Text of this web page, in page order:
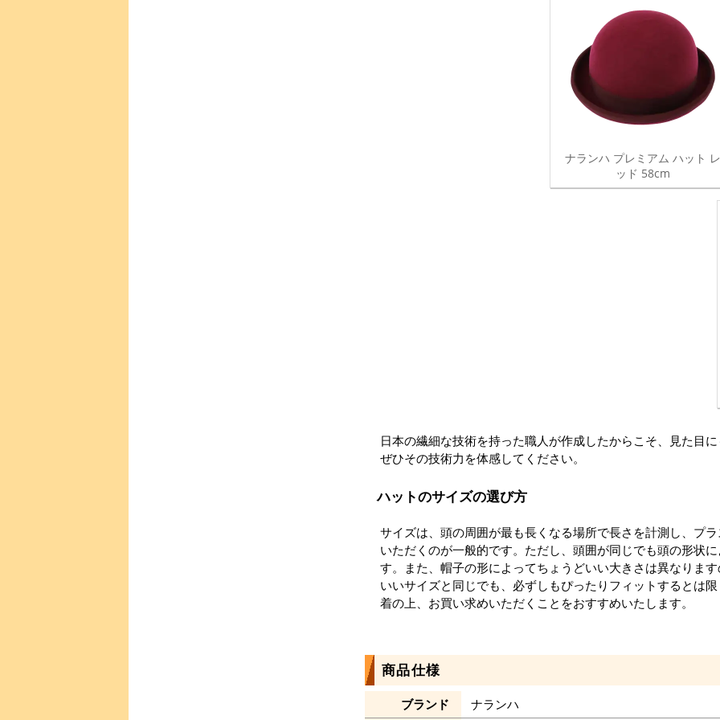
ナランハ プレミアム ハット レ
ッド 58cm
日本の繊細な技術を持った職人が作成したからこそ、見た目
ぜひその技術力を体感してください。
ハットのサイズの選び方
サイズは、頭の周囲が最も長くなる場所で長さを計測し、プ
いただくのが一般的です。ただし、頭囲が同じでも頭の形状
す。また、帽子の形によってちょうどいい大きさは異なりま
いいサイズと同じでも、必ずしもぴったりフィットするとは
着の上、お買い求めいただくことをおすすめいたします。
商品仕様
ブランド ナランハ